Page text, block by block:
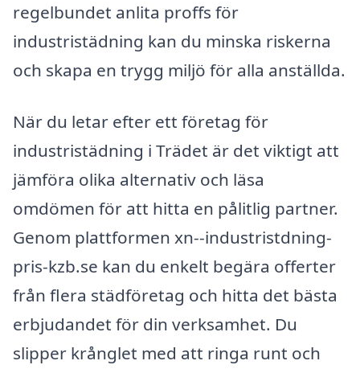
regelbundet anlita proffs för
industristädning kan du minska riskerna
och skapa en trygg miljö för alla anställda.
När du letar efter ett företag för
industristädning i Trädet är det viktigt att
jämföra olika alternativ och läsa
omdömen för att hitta en pålitlig partner.
Genom plattformen xn--industristdning-
pris-kzb.se kan du enkelt begära offerter
från flera städföretag och hitta det bästa
erbjudandet för din verksamhet. Du
slipper krånglet med att ringa runt och